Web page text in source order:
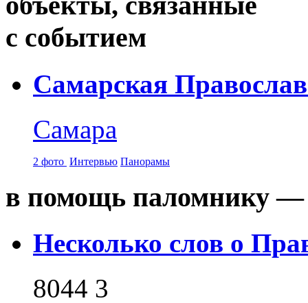
с событием
Самарская
Самара
2 фото Интервью Панорамы
в помощь паломнику —
Несколько слов о
8044 3